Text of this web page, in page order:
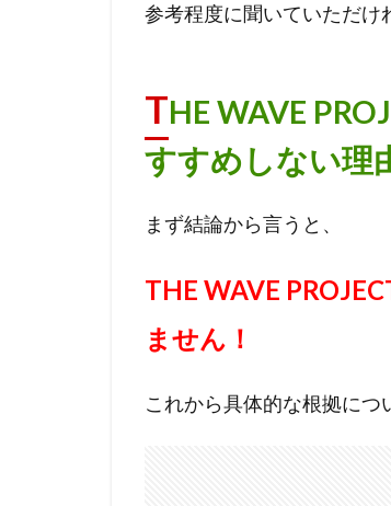
参考程度に聞いていただけ
THE WAVE
すすめしない理
まず結論から言うと、
THE WAVE
ません！
これから具体的な根拠につ